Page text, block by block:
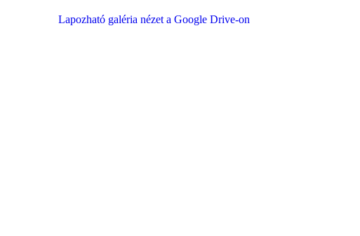
Lapozható galéria nézet a Google Drive-on